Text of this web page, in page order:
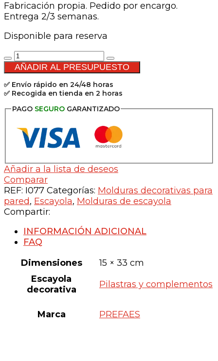
Fabricación propia. Pedido por encargo.
Entrega 2/3 semanas.
Disponible para reserva
Capitel
pilastra
de
escayola
15cm
-
07
cantidad
AÑADIR AL PRESUPUESTO
✅ Envío rápido en 24/48 horas
✅ Recogida en tienda en 2 horas
PAGO SEGUROGARANTIZADO
Añadir a la lista de deseos
Comparar
REF: I077 Categorías: Molduras decorativas para
pared, Escayola, Molduras de escayola
Compartir:
INFORMACIÓN ADICIONAL
FAQ
Dimensiones
15 × 33 cm
Escayola
decorativa
Pilastras y complementos
Marca PREFAES